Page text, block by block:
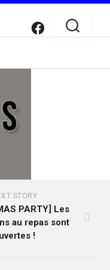
STORY
PARTY] Les
au repas sont
!